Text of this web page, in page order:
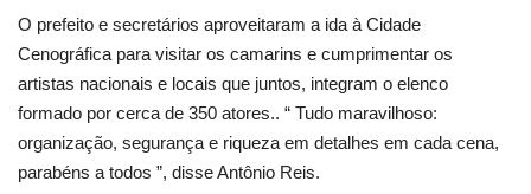
O prefeito e secretários aproveitaram a ida à Cidade
Cenográfica para visitar os camarins e cumprimentar os
artistas nacionais e locais que juntos, integram o elenco
formado por cerca de 350 atores.. “ Tudo maravilhoso:
organização, segurança e riqueza em detalhes em cada cena,
parabéns a todos ”, disse Antônio Reis.